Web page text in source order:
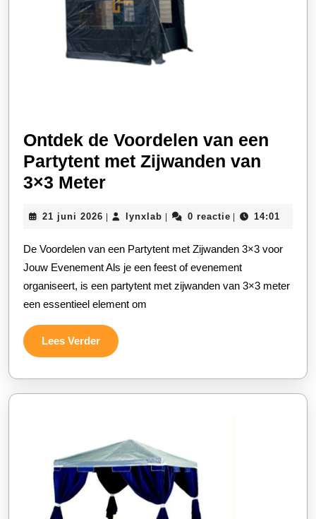
Ontdek de Voordelen van een
Partytent met Zijwanden van
3×3 MeterOntdek
Voordelen
van
een
Partytent
met
Zijwanden
van
Meter
21 juni 2026 21
lynxlab lynxlab0 reactie 14:01
De Voordelen van een Partytent met Zijwanden 3×3 voor
Jouw Evenement Als je een feest of evenement
organiseert, is een partytent met zijwanden van 3×3 meter
een essentieel element om
Lees VerderLees
Verder